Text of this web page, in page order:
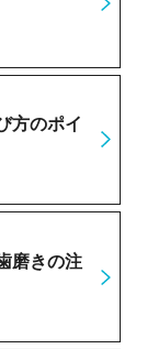
方のポイ
磨きの注